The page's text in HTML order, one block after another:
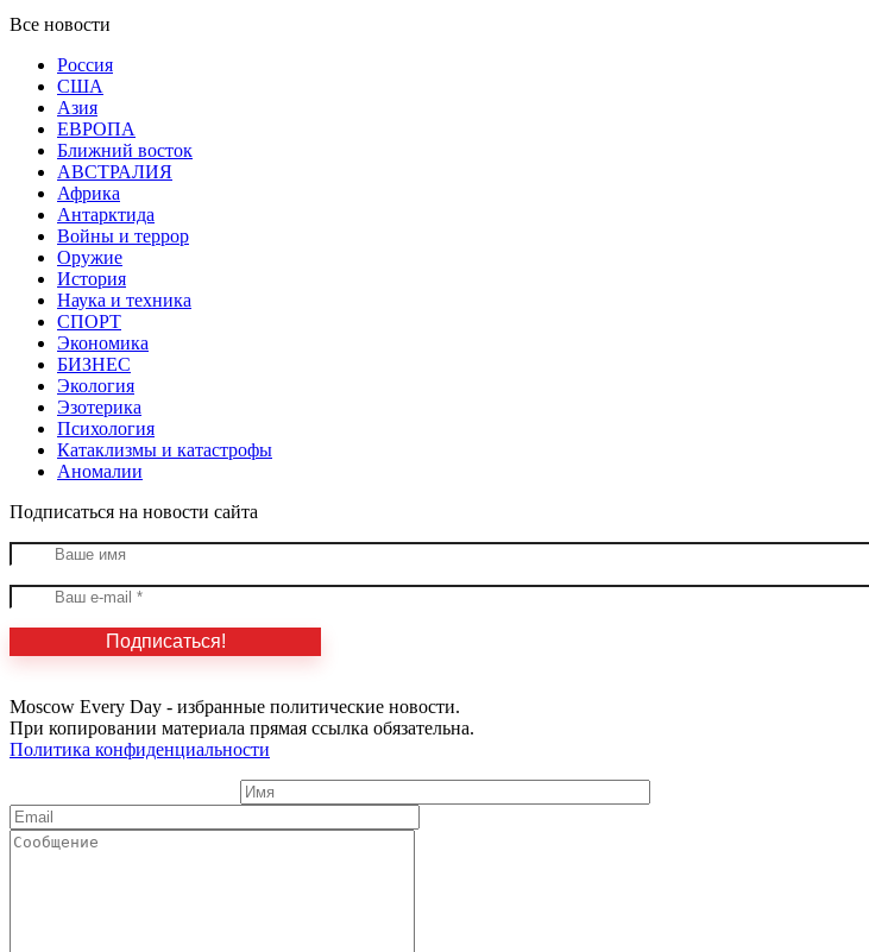
Все новости
Россия
США
Азия
ЕВРОПА
Ближний восток
АВСТРАЛИЯ
Африка
Антарктида
Войны и террор
Оружие
История
Наука и техника
СПОРТ
Экономика
БИЗНЕС
Экология
Эзотерика
Психология
Катаклизмы и катастрофы
Аномалии
Подписаться на новости сайта
Moscow Every Day - избранные политические новости.
При копировании материала прямая ссылка обязательна.
Политика конфиденциальности